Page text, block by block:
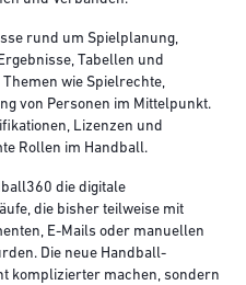
rund um Spielplanung,
Tabellen und
wie Spielrechte,
von Personen im Mittelpunkt.
Lizenzen und
Rollen im Handball.
die digitale
die bisher teilweise mit
E-Mails oder manuellen
Die neue Handball-
komplizierter machen, sondern